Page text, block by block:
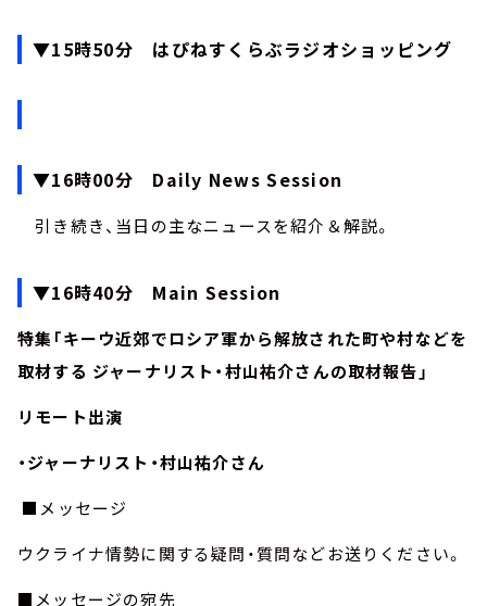
▼15時50分 はぴねすくらぶラジオショッピング
▼16時00分 Daily News Session
引き続き、当日の主なニュースを紹介＆解説。
▼16時40分 Main Session
特集「キーウ近郊でロシア軍から解放された町や村などを
取材する ジャーナリスト・村山祐介さんの取材報告」
リモート出演
・ジャーナリスト・村山祐介さん
■メッセージ
ウクライナ情勢に関する疑問・質問などお送りください。
■メッセージの宛先